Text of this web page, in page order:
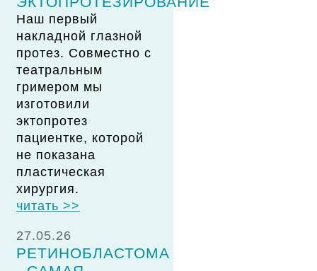
Наш первый
накладной глазной
протез. Совместно с
театральным
гримером мы
изготовили
эктопротез
пациентке, которой
не показана
пластическая
хирургия.
читать >>
27.05.26
РЕТИНОБЛАСТОМА